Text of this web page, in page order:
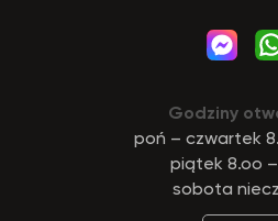
Godziny
poń – czwartek
piątek 8.oo –
sobota